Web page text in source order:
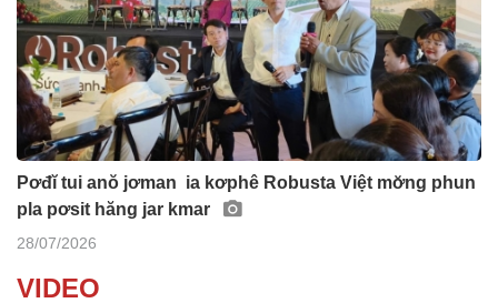
Pơđĭ tui anŏ jơman ia kơphê Robusta Việt mơ̆ng phun
pla pơsit hăng jar kmar
28/07/2026
VIDEO